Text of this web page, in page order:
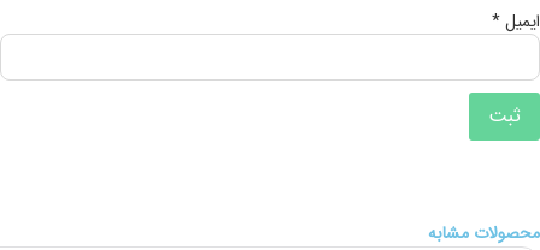
ایمیل*
محصولات مشابه